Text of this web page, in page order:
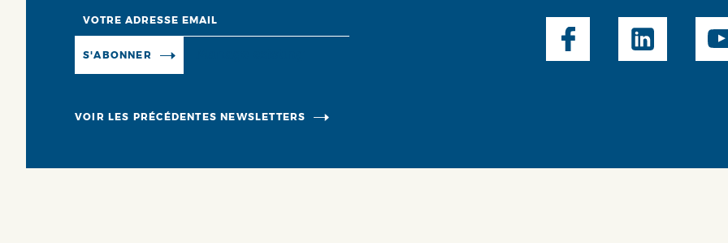
S'ABONNER
VOIR LES PRÉCÉDENTES NEWSLETTERS
Social